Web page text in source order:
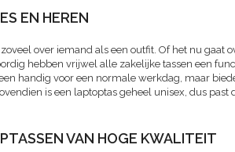
EN HEREN
over iemand als een outfit. Of het nu gaat
hebben vrijwel alle zakelijke tassen een
handig voor een normale werkdag, maar
is een laptoptas geheel unisex, dus past
VAN HOGE KWALITEIT